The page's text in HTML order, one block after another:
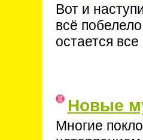
Вот и
всё
остается
Новые
Многие